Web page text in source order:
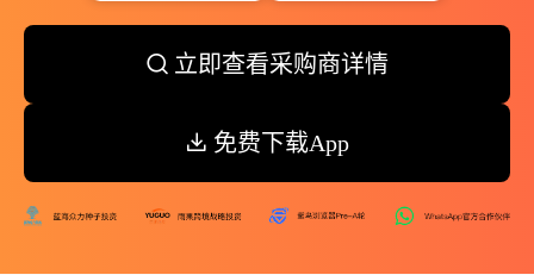
立即查看采购商详情
免费下载App